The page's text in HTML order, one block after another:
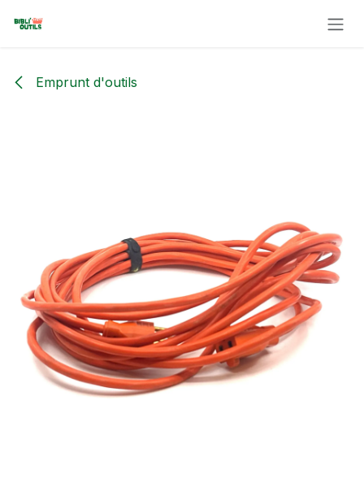
Emprunt d'outils